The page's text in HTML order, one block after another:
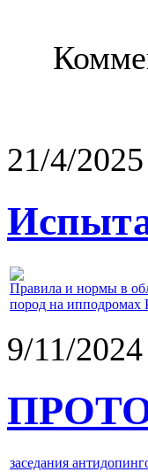
21/4/2025
Правила и нормы в
пород на ипподромах
9/11/2024
заседания